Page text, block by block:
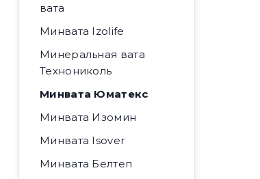
вата
Минвата Izolife
Минеральная вата
Технониколь
Минвата Юматекс
Минвата Изомин
Минвата Isover
Минвата Белтеп